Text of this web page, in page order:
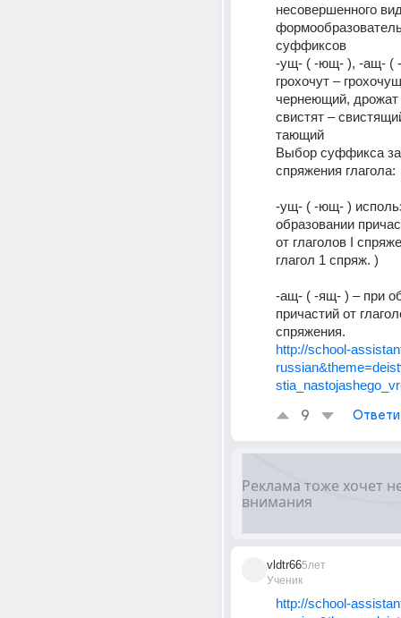
несовершенного
суффиксов
-ущ- ( -ющ- ), -ащ- (
грохочут –
чернеющий,
свистят –
тающий
Выбор суффикса
спряжения глагола:
-ущ- ( -ющ- )
образовании
от глаголов I
глагол 1 спряж. )
-ащ- ( -ящ- ) – при
причастий от
спряжения.
http://school-
9
vldtr66
Ученик
5лет
http://school-